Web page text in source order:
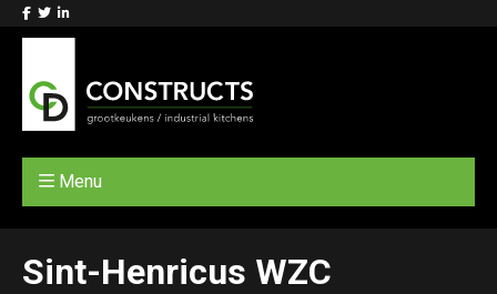
Menu
Sint-Henricus WZC